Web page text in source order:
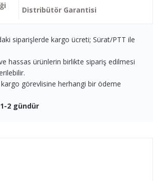
Distribütör Garantisi
siparişlerde kargo ücreti; Sürat/PTT ile
hassas ürünlerin birlikte sipariş edilmesi
kargo görevlisine herhangi bir ödeme
2 gündür